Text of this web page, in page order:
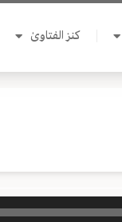
كنز الفتاوىٰ